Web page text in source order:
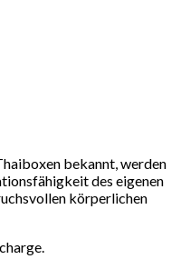
bekannt, werden
des eigenen
körperlichen